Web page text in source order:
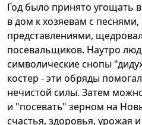
Год было принято угощать
в дом к хозяевам с
представлениями,
посевальщиков. Наутро
символические снопы
костер - эти обряды
нечистой силы. Затем
и "посевать" зерном на
счастья, здоровья, урожая